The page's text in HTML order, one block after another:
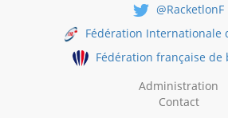
@RacketlonF
Fédération Internationale
Fédération française de
Administration
Contact